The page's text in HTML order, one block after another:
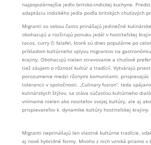
najpopulárnejšie jedlo britsko-indickej kuchyne.
adaptáciu indického jedla podľa britských chuťových
Migranti so sebou často prinášajú jedinečné
obohacujú a rozširujú ponuku jedál v hostiteľskej
tacos, curry či falafel, ktoré sú dnes populárne po
príkladom kultúrneho vplyvu migrantov na
krajiny. Obohacujú nielen stravovanie a chuťové
tiež záujem o rôznosť kultúr a tradícií. Vytvárajú
porozumenie medzi rôznymi komunitami, prispievajúc
tolerancii v spoločnosti. „Culinary fusion“, teda
kulinárskych štýlov, sa stáva súčasťou kultúrneho
vnímame nielen ako nositeľov svojej kultúry, ale aj
prispievateľov k dynamike kultúry hostiteľskej krajiny.
Migranti neprinášajú len vlastné kultúrne tradície,
aj nové hybridné formy. Mnoho z nich vzniká priamo v